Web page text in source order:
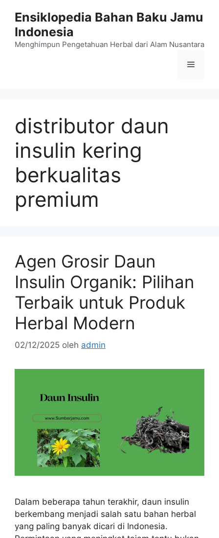
Ensiklopedia Bahan Baku Jamu
Indonesia
Menghimpun Pengetahuan Herbal dari Alam Nusantara
Menu
distributor daun
insulin kering
berkualitas
premium
Agen Grosir Daun
Insulin Organik: Pilihan
Terbaik untuk Produk
Herbal Modern
02/12/2025 oleh admin
Dalam beberapa tahun terakhir, daun insulin
berkembang menjadi salah satu bahan herbal
yang paling banyak dicari di Indonesia.